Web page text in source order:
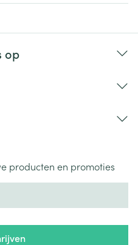
op
producten en promoties